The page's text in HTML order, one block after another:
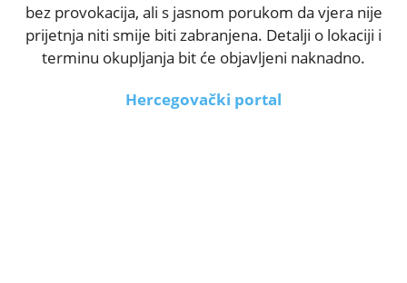
bez provokacija, ali s jasnom porukom da vjera nije
prijetnja niti smije biti zabranjena. Detalji o lokaciji i
terminu okupljanja bit će objavljeni naknadno.
Hercegovački portal